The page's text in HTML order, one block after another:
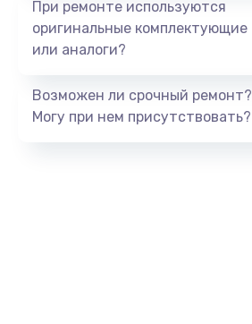
При ремонте используются
оригинальные комплектующие
или аналоги?
Возможен ли срочный ремонт?
Могу при нем присутствовать?